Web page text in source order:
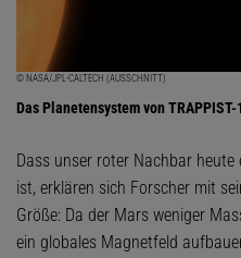
© NASA/JPL-CALTECH (AUSSCHNITT)
Das Planetensystem von TRAPPIST-1
Dass unser roter Nachbar heute
ist, erklären sich Forscher mit
Größe: Da der Mars weniger
ein globales Magnetfeld